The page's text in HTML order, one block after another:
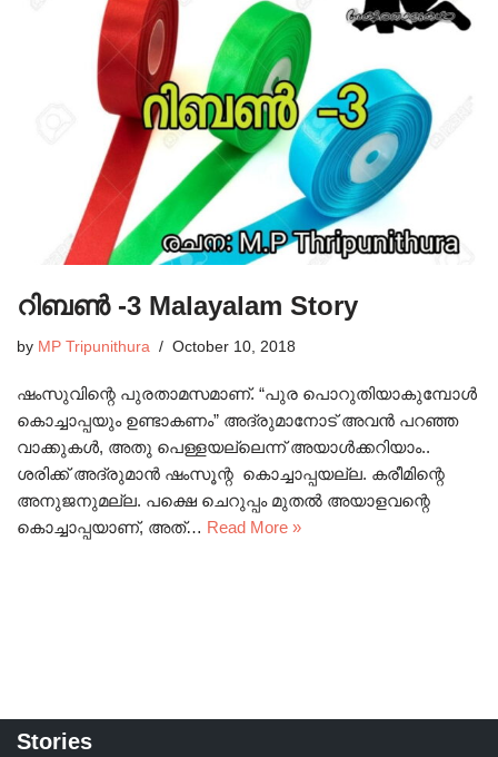
റിബൺ -3 Malayalam Story
by MP Tripunithura October 10, 2018
ഷംസുവിന്റെ പുരതാമസമാണ്. “പുര പൊറുതിയാകുമ്പോൾ
കൊച്ചാപ്പയും ഉണ്ടാകണം” അദ്രുമാനോട് അവൻ പറഞ്ഞ
വാക്കുകൾ, അതു പെള്ളയല്ലെന്ന് അയാൾക്കറിയാം..
ശരിക്ക് അദ്രുമാൻ ഷംസൂന്റ കൊച്ചാപ്പയല്ല. കരീമിന്റെ
അനുജനുമല്ല. പക്ഷെ ചെറുപ്പം മുതൽ അയാളവന്റെ
കൊച്ചാപ്പയാണ്, അത്… Read More »
Stories